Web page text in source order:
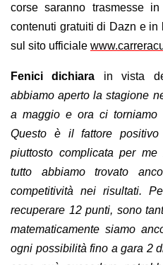
corse saranno trasmesse
contenuti gratuiti di Dazn e
sul sito ufficiale
Fenici dichiara in vista
abbiamo aperto la stagione
a maggio e ora ci
Questo è il fattore
piuttosto complicata per
tutto abbiamo trovato
competitività nei risultati.
recuperare 12 punti, sono
matematicamente siamo
ogni possibilità fino a gara 2